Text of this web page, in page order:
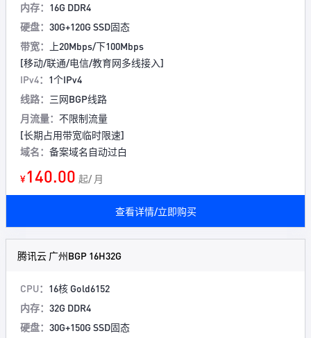
内存： 16G DDR4
硬盘： 30G+120G SSD固态
带宽：
上20Mbps/下100Mbps
[移动/联通/电信/教育网多线接入]
IPv4： 1个IPv4
线路： 三网BGP线路
月流量： 不限制流量
[长期占用带宽临时限速]
域名： 备案域名自动过白
¥140.00 起/ 月
查看详情/立即购买
腾讯云 广州BGP 16H32G
CPU： 16核 Gold6152
内存： 32G DDR4
硬盘： 30G+150G SSD固态